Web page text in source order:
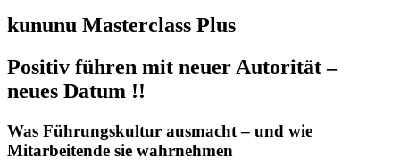
kununu Masterclass Plus
Positiv führen mit neuer Autorität –
neues Datum !!
Was Führungskultur ausmacht – und wie
Mitarbeitende sie wahrnehmen